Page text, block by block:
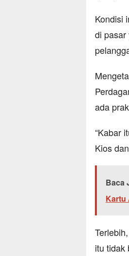
Kondisi
di pasar
ada
“Kabar
Kios
Baca
Kartu
itu tidak